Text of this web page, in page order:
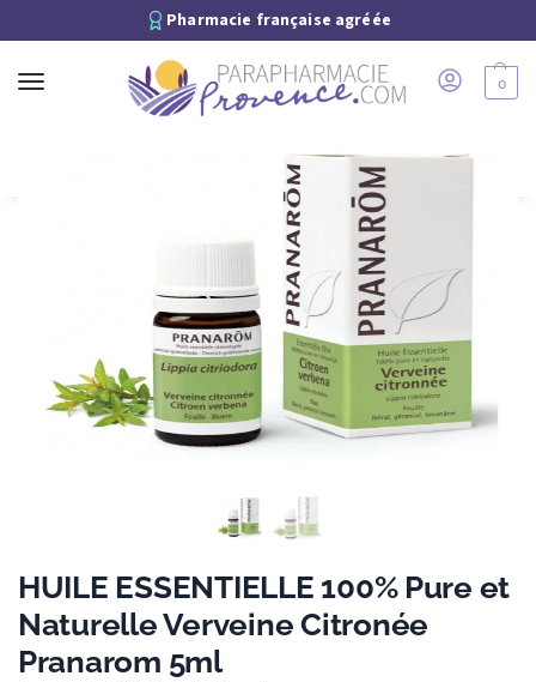
Pharmacie française agréée
Recherche
0
HUILE ESSENTIELLE 100% Pure et
Naturelle Verveine Citronée
Pranarom 5ml